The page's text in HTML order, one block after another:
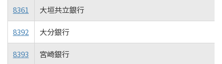
8361 大垣共立銀行
8392 大分銀行
8393 宮崎銀行